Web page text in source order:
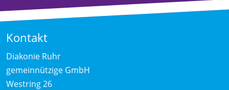
Kontakt
Diakonie Ruhr
gemeinnützige GmbH
Westring 26